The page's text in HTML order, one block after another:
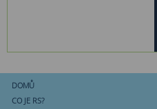
DOMŮ
CO JE RS?